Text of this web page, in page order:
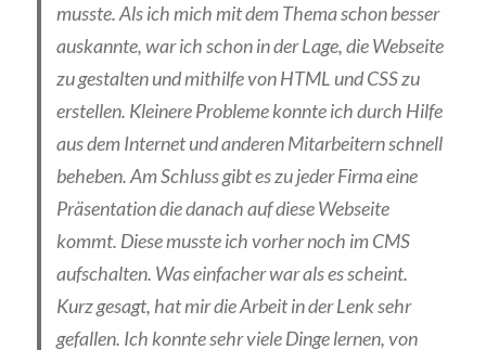
musste. Als ich mich mit dem Thema schon besser
auskannte, war ich schon in der Lage, die Webseite
zu gestalten und mithilfe von HTML und CSS zu
erstellen. Kleinere Probleme konnte ich durch Hilfe
aus dem Internet und anderen Mitarbeitern schnell
beheben. Am Schluss gibt es zu jeder Firma eine
Präsentation die danach auf diese Webseite
kommt. Diese musste ich vorher noch im CMS
aufschalten. Was einfacher war als es scheint.
Kurz gesagt, hat mir die Arbeit in der Lenk sehr
gefallen. Ich konnte sehr viele Dinge lernen, von